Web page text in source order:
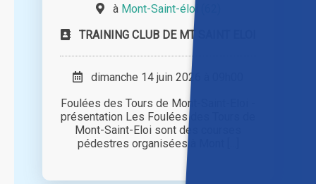
à Mont-Saint-éloi (62)
TRAINING CLUB DE MT SAINT ELOI
dimanche 14 juin 2026 à 09h00
Foulées des Tours de Mont-Saint-Eloi -
présentation Les Foulées des Tours de
Mont-Saint-Eloi sont des courses
pédestres organisées à Mont [...]